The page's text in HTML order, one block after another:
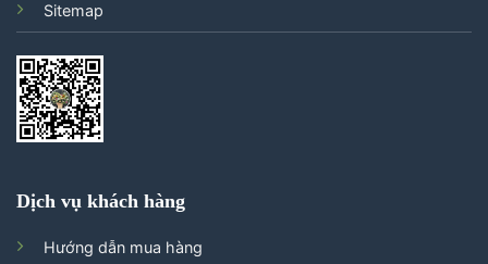
Sitemap
Dịch vụ khách hàng
Hướng dẫn mua hàng